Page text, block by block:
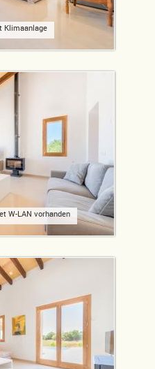
Klimaanlage
W-LAN vorhanden